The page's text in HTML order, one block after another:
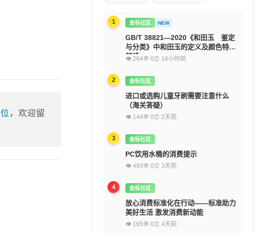
，欢迎留
1 金标社区 NEW
GB/T 38821—2020《和田玉 鉴定
与分类》中和田玉的定义及颜色特征
解读
👁 264💬 0⏰ 16小时前
2 金标社区
进口或选购儿童牙刷需要注意什么
（海关答疑）
👁 144💬 0⏰ 2天前
3 金标社区
PC饮用水桶的消费提示
👁 493💬 0⏰ 3天前
4 金标社区
放心消费标准化在行动——标准助力
美好生活 激发消费新动能
👁 165💬 0⏰ 4天前